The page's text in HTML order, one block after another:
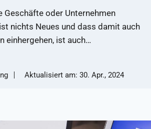
Geschäfte oder Unternehmen
nichts Neues und dass damit auch
einhergehen, ist auch…
Aktualisiert am: 30. Apr., 2024